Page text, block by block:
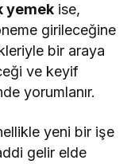
yemek ise,
girileceğine
bir araya
ve keyif
yorumlanır.
yeni bir işe
gelir elde